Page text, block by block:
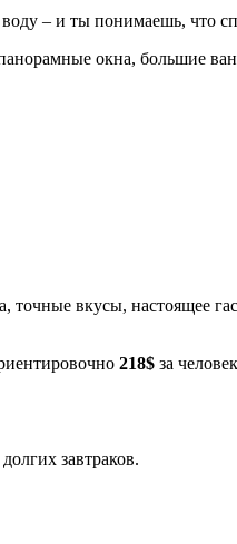
– и ты понимаешь, что
окна, большие
вкусы, настоящее
218$ за
завтраков.